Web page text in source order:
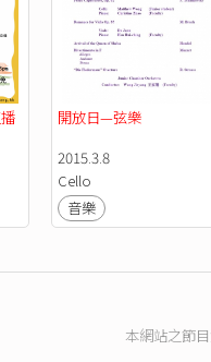
開放日—弦樂
2015.3.8
Cello
音樂
本網站之節